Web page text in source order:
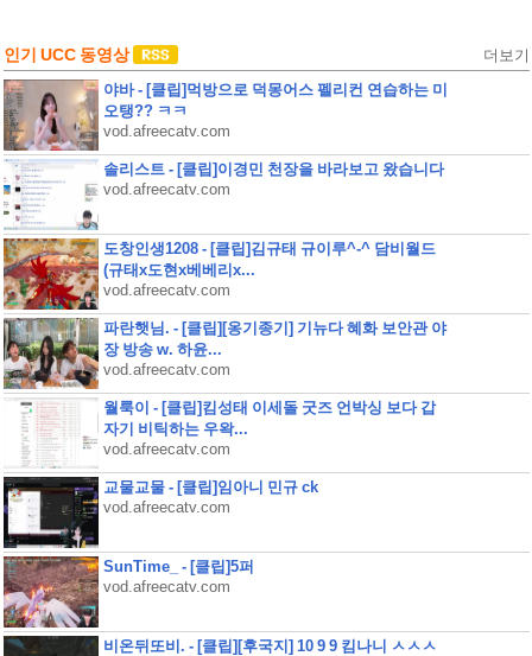
인기 UCC 동영상 더보기
야바 - [클립]먹방으로 덕몽어스 펠리컨 연습하는 미
오탱?? ㅋㅋ
vod.afreecatv.com
솔리스트 - [클립]이경민 천장을 바라보고 왔습니다
vod.afreecatv.com
도창인생1208 - [클립]김규태 규이루^-^ 담비월드
(규태x도현x베베리x...
vod.afreecatv.com
파란햇님. - [클립][옹기종기] 기뉴다 혜화 보안관 야
장 방송 w. 하윤...
vod.afreecatv.com
월룩이 - [클립]킴성태 이세돌 굿즈 언박싱 보다 갑
자기 비틱하는 우왁...
vod.afreecatv.com
교물교물 - [클립]임아니 민규 ck
vod.afreecatv.com
SunTime_ - [클립]5퍼
vod.afreecatv.com
비온뒤또비. - [클립][후국지] 10 9 9 킴나니 ㅅㅅㅅ